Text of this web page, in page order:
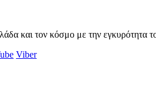
και τον κόσμο με την εγκυρότητα
Viber